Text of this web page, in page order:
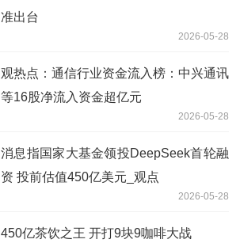
准出台
2026-05-28
观热点：通信行业资金流入榜：中兴通讯
等16股净流入资金超亿元
2026-05-28
消息指国家大基金领投DeepSeek首轮融
资 投前估值450亿美元_观点
2026-05-28
450亿茶饮之王 开打9块9咖啡大战